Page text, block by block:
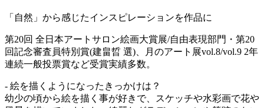
「自然」から感じたインスピレーションを作品に
第20回 全日本アートサロン絵画大賞展/自由表現部門・第20
回記念審査員特別賞(建畠晢 選)、月のアート展vol.8/vol.9 2年
連続一般投票賞など受賞実績多数。
- 絵を描くようになったきっかけは？
幼少の頃から絵を描く事が好きで、スケッチや水彩画で花や